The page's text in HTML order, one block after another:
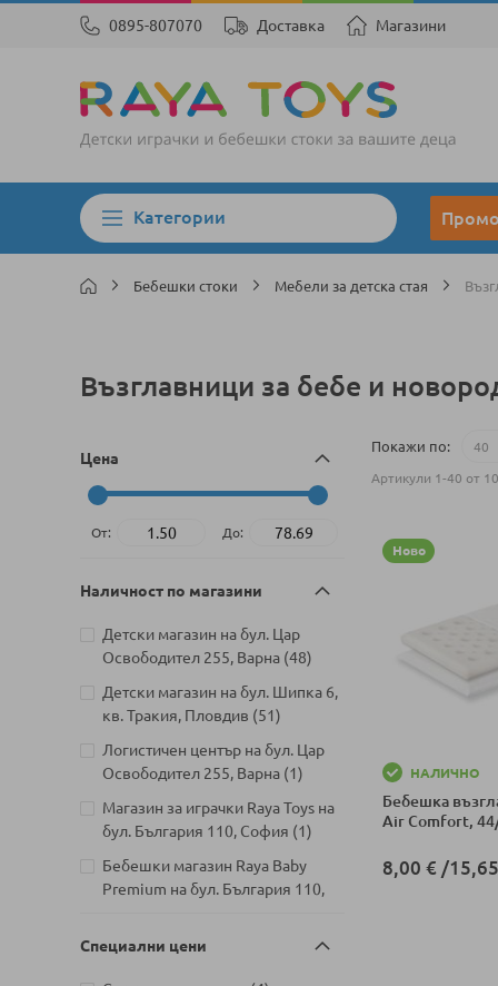
0895-807070 Доставка Магазини
Категории
Бебешки стоки Мебели за детска стая
Възглавници за бебе и
Покажи по
Артикули 1-40 от
Ново
НАЛИЧНО
Бебешка
Air Comfort,
8,00 € /
Цена
От: До:
Наличност по магазини
Детски магазин на бул. Цар
Освободител 255, Варна 48
артикули
Детски магазин на бул. Шипка 6,
кв. Тракия, Пловдив
51
артикули
Логистичен център на бул. Цар
Освободител 255, Варна 1
артикул
Магазин за играчки Raya Toys на
бул. България 110, София
1
артикул
Бебешки магазин Raya Baby
Premium на бул. България 110,
Детски магазин на Шипченски
Специални цени